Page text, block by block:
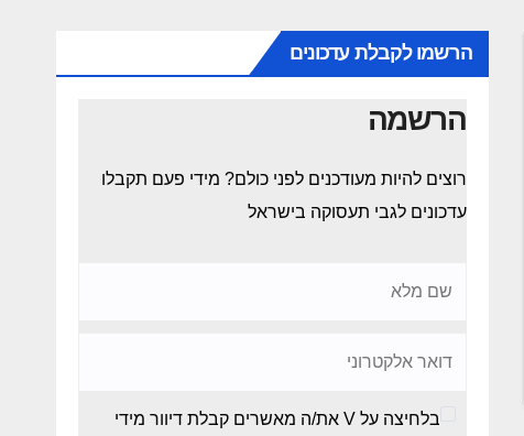
הרשמו לקבלת עדכונים
הרשמה
רוצים להיות מעודכנים לפני כולם? מידי פעם תקבלו
עדכונים לגבי תעסוקה בישראל
בלחיצה על V את/ה מאשרים קבלת דיוור מידי